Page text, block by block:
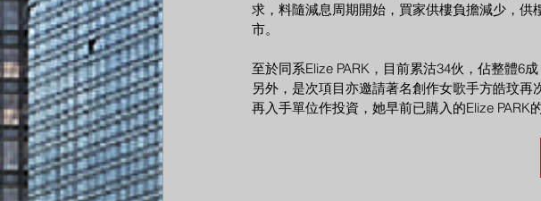
求，料隨減息周期開始，買家供樓負擔減少，
市。
至於同系Elize PARK，目前累沽34伙，佔整體6
另外，是次項目亦邀請著名創作女歌手方皓玟再
再入手單位作投資，她早前已購入的Elize PARK